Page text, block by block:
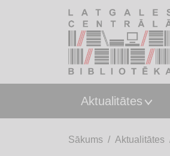
Aktualitātes
Sākums Aktualitātes